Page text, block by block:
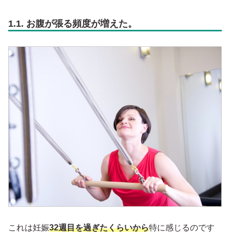
1.1. お腹が張る頻度が増えた。
これは妊娠32週目を過ぎたくらいから特に感じるのです